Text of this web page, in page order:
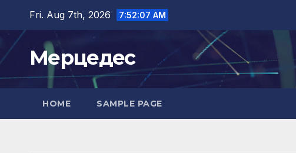
content
Fri. Aug 7th, 2026 7:52:08 AM
Мерцедес
HOME SAMPLE PAGE